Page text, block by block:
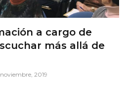
a cargo de
más allá de
noviembre, 2019